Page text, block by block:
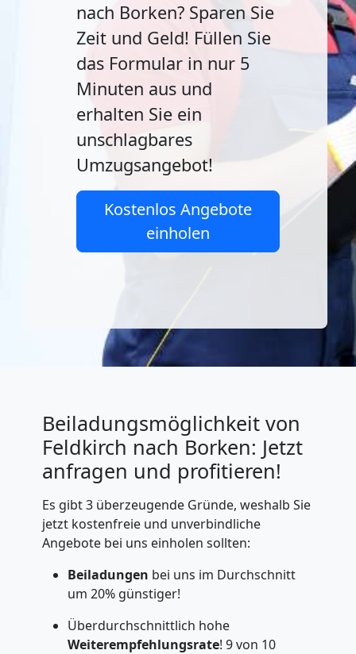
nach Borken? Sparen Sie
Zeit und Geld! Füllen Sie
das Formular in nur 5
Minuten aus und
erhalten Sie ein
unschlagbares
Umzugsangebot!
Kostenlos Angebote
einholen
Beiladungsmöglichkeit von
Feldkirch nach Borken: Jetzt
anfragen und profitieren!
Es gibt 3 überzeugende Gründe, weshalb Sie
jetzt kostenfreie und unverbindliche
Angebote bei uns einholen sollten:
Beiladungen bei uns im Durchschnitt
um 20% günstiger!
Überdurchschnittlich hohe
Weiterempfehlungsrate! 9 von 10